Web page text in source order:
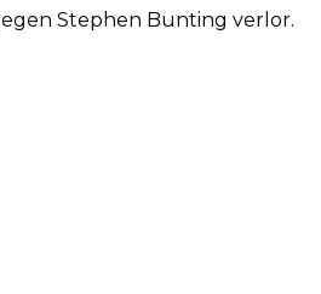
Stephen Bunting verlor.